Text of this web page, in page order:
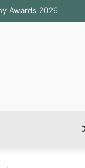
Awards 2026